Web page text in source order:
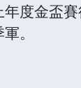
度金盃
。